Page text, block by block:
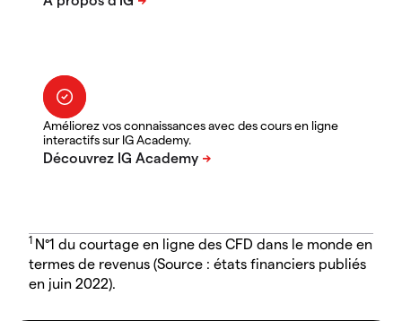
Améliorez vos connaissances avec des cours en ligne
interactifs sur IG Academy.
1 N°1 du courtage en ligne des CFD dans le monde en
termes de revenus (Source : états financiers publiés
en juin 2022).